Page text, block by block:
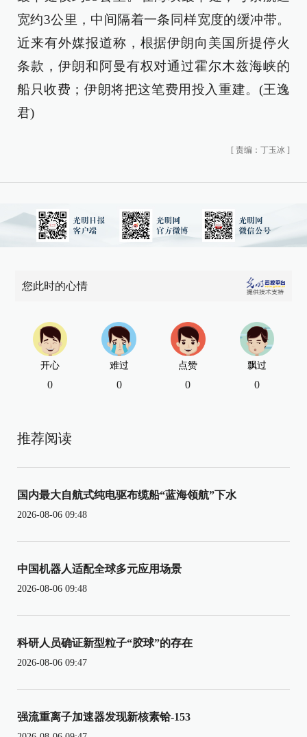
宽约3公里，中间隔着一条同样宽度的缓冲带。
近来有外媒报道称，根据伊朗向美国所提停火
条款，伊朗和阿曼有权对通过霍尔木兹海峡的
船只收费；伊朗将把这笔费用投入重建。(王逸
君)
[ 责编：丁玉冰 ]
您此时的心情
开心
0
难过
0
点赞
0
飘过
0
推荐阅读
国内最大自航式纯电驱布缆船“蓝海领航”下水
2026-08-06 09:48
中国机器人适配全球多元应用场景
2026-08-06 09:48
科研人员确证新型粒子“胶球”的存在
2026-08-06 09:47
强流重离子加速器发现新核素铪-153